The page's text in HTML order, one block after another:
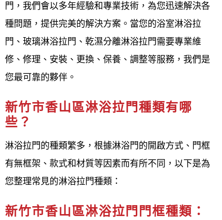
新竹市香山區淋浴拉門、乾濕分離
拉門、浴室拉門如何選購？價格材
質款式樣式種類安裝維修更換指南
10大新竹市香山區淋浴拉門推薦廠
商介紹：
新竹市香山區淋浴拉門宅急便 電話0800-707-808
無框淋浴拉門
橫拉式淋浴拉門
一字型淋浴拉門
門，我們會以多年經驗和專業技術，為您迅速解決各
種問題，提供完美的解決方案。當您的浴室淋浴拉
門、玻璃淋浴拉門、乾濕分離淋浴拉門需要專業維
修、修理、安裝、更換、保養、調整等服務，我們是
您最可靠的夥伴。
新竹市香山區淋浴拉門種類有哪
些？
淋浴拉門的種類繁多，根據淋浴門的開啟方式、門框
有無框架、款式和材質等因素而有所不同，以下是為
您整理常見的淋浴拉門種類：
新竹市香山區淋浴拉門門框種類：